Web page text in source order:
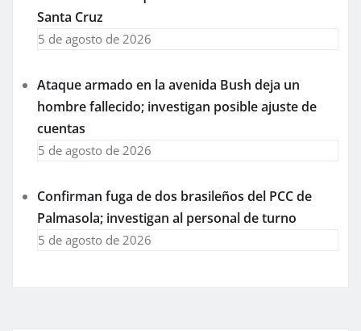
Santa Cruz
5 de agosto de 2026
Ataque armado en la avenida Bush deja un
hombre fallecido; investigan posible ajuste de
cuentas
5 de agosto de 2026
Confirman fuga de dos brasileños del PCC de
Palmasola; investigan al personal de turno
5 de agosto de 2026